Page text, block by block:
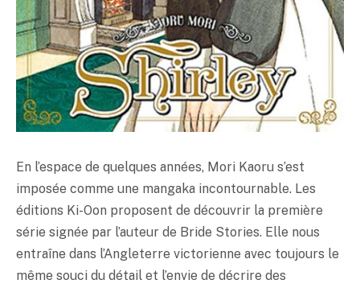
En l’espace de quelques années, Mori Kaoru s’est
imposée comme une mangaka incontournable. Les
éditions Ki-Oon proposent de découvrir la première
série signée par l’auteur de Bride Stories. Elle nous
entraîne dans l’Angleterre victorienne avec toujours le
même souci du détail et l’envie de décrire des